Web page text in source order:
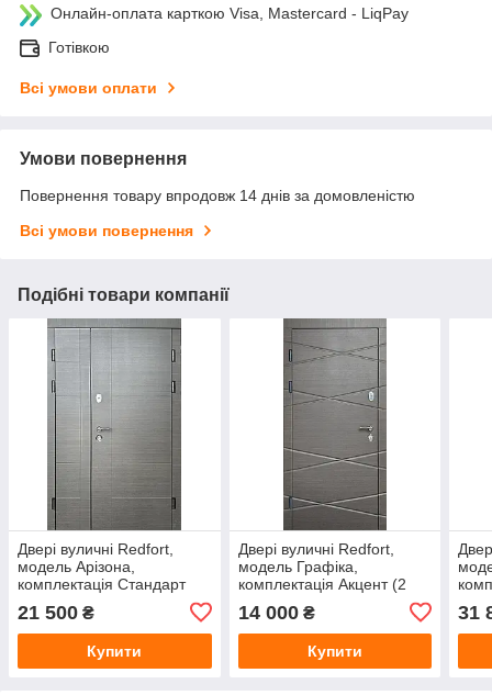
Онлайн-оплата карткою Visa, Mastercard - LiqPay
Готівкою
Всі умови оплати
Умови повернення
Повернення товару впродовж 14 днів за домовленістю
Всі умови повернення
Подібні товари компанії
Двері вуличні Redfort,
модель Арізона,
комплектація Стандарт
21 500 ₴
Купити
Двері вуличні Redfort,
модель Графіка,
комплектація Акцент (2
14 000₴
Купити
31